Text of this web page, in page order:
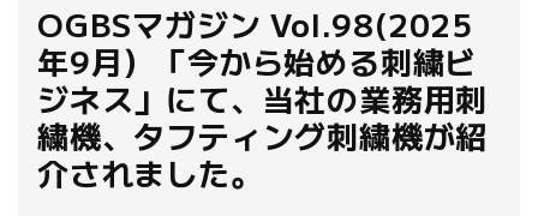
OGBSマガジン Vol.98(2025
年9月）「今から始める刺繍ビ
ジネス」にて、当社の業務用刺
繍機、タフティング刺繍機が紹
介されました。